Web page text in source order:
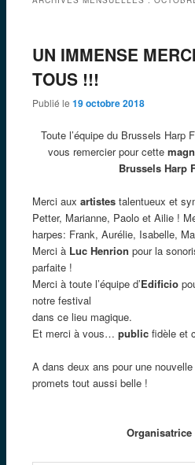
UN IMMENSE
TOUS !!!
Publié le 19 octobre 2018
Toute l’équipe du Brussels Harp
vous remercier pour cette
Brussels Harp
Merci aux artistestalentueux et
Petter, Marianne, Paolo et Ailie !
harpes: Frank, Aurélie, Isabelle,
Merci à Luc Henrion pour la
parfaite !
Merci à toute l’équipe d’Edificio
notre festival
dans ce lieu magique.
Et merci à vous… publicfidèle et
A dans deux ans pour une
promets tout aussi belle !